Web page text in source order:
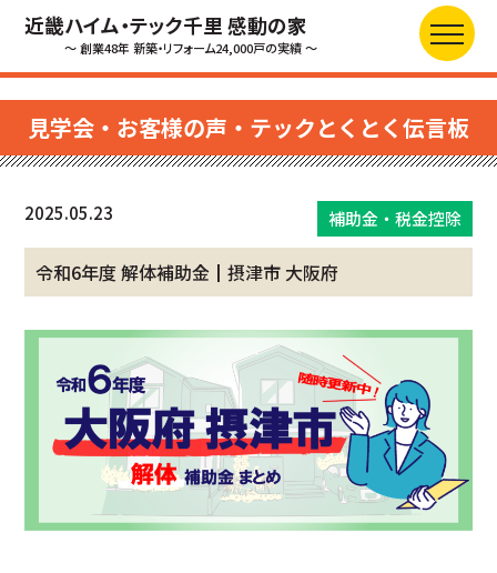
近畿ハイム・テック千里 感動の家
～ 創業48年 新築・リフォーム24,000戸の実績 ～
見学会・お客様の声・テックとくとく伝言板
2025.05.23 補助金・税金控除
令和6年度 解体補助金┃摂津市 大阪府